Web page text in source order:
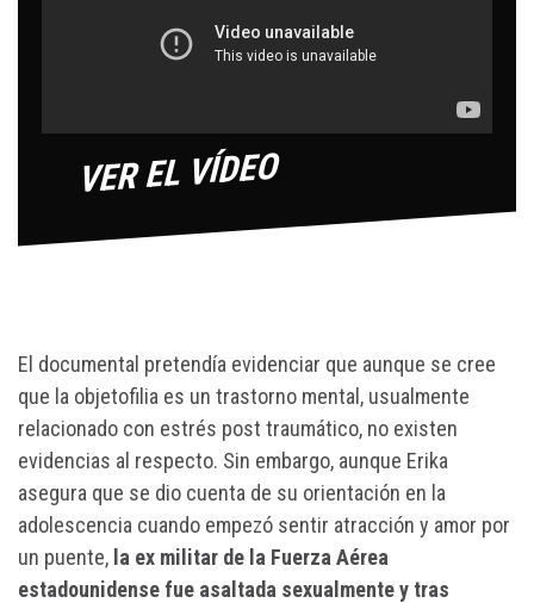
El documental pretendía evidenciar que aunque se cree
que la objetofilia es un trastorno mental, usualmente
relacionado con estrés post traumático, no existen
evidencias al respecto. Sin embargo, aunque Erika
asegura que se dio cuenta de su orientación en la
adolescencia cuando empezó sentir atracción y amor por
un puente, la ex militar de la Fuerza Aérea
estadounidense fue asaltada sexualmente y tras